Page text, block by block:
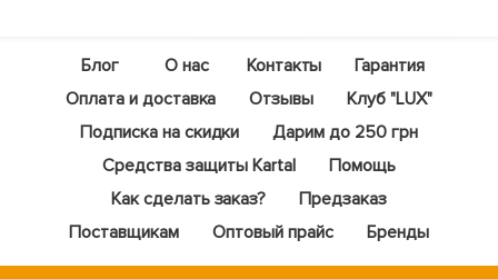
Блог О нас Контакты
Гарантия
Оплата и доставка
Отзывы
Клуб "LUX"
Подписка на скидки
Дарим до 250 грн
Средства защиты Kartal
Помощь
Как сделать заказ?
Предзаказ
Поставщикам
Оптовый прайс Бренды